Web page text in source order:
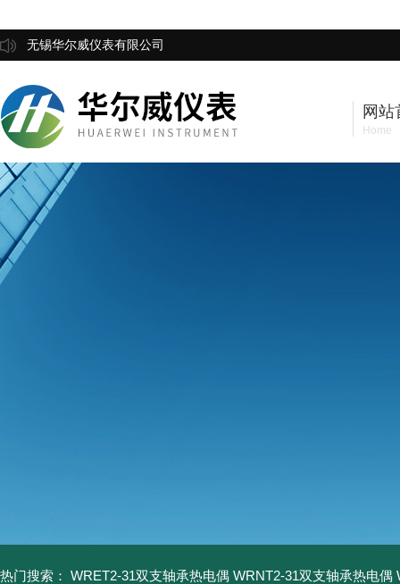
无锡华尔威仪表有限公司
网站
Home
热门搜索： WRET2-31双支轴承热电偶 WRNT2-31双支轴承热电偶